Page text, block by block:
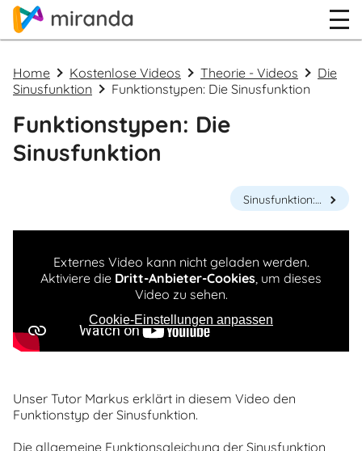
Home Kostenlose Videos Theorie - Videos
Die
Sinusfunktion
Funktionstypen: Die Sinusfunktion
Funktionstypen: Die
Sinusfunktion
Sinusfunktion: Die (kleinste) Periode
Externes Video kann nicht geladen werden.
Aktiviere die Dritt-Anbieter-Cookies, um dieses
Video zu sehen.
Cookie-Einstellungen anpassen
Unser Tutor Markus erklärt in diesem Video den
Funktionstyp der Sinusfunktion.
Die allgemeine Funktionsgleichung der Sinusfunktion